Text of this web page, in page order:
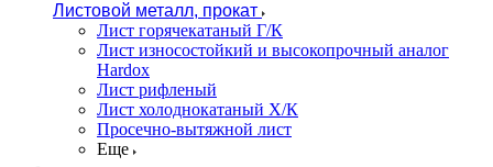
Листовой металл, прокат
Лист горячекатаный Г/К
Лист износостойкий и высокопрочный аналог
Hardox
Лист рифленый
Лист холоднокатаный Х/К
Просечно-вытяжной лист
Еще